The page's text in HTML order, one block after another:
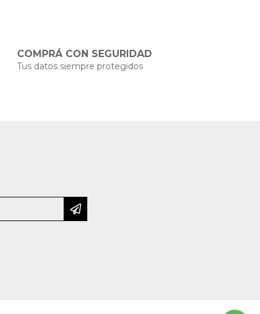
COMPRÁ CON SEGURIDAD
Tus datos siempre protegidos